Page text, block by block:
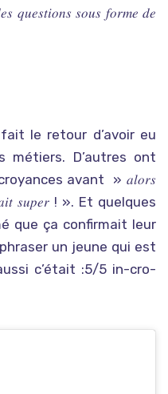
𝑞𝑢𝑒𝑠𝑡𝑖𝑜𝑛𝑠 𝑠𝑜𝑢𝑠 𝑓𝑜𝑟𝑚𝑒 𝑑𝑒
le retour d’avoir eu
métiers. D’autres ont
avant » 𝑎𝑙𝑜𝑟𝑠
𝑠𝑢𝑝𝑒𝑟 ! ». Et quelques
que ça confirmait leur
un jeune qui est
c’était :5/5 in-cro-